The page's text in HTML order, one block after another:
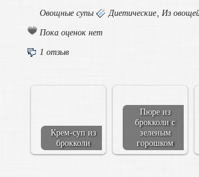
Овощные супы Диетические,Из
Пока оценок нет
1 отзыв
Крем-суп из
брокколи
Пюре из
брокколи с
зеленым
горошком